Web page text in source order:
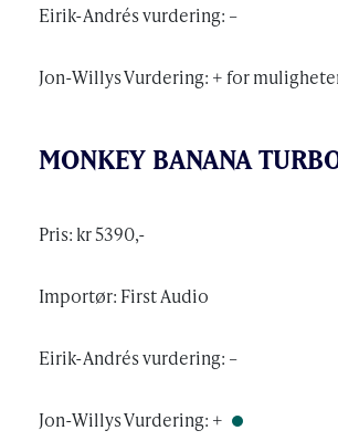
Eirik-Andrés vurdering: –
Jon-Willys Vurdering: + for
MONKEY BANANA
Pris: kr 5390,-
Importør: First Audio
Eirik-Andrés vurdering: –
Jon-Willys Vurdering: +